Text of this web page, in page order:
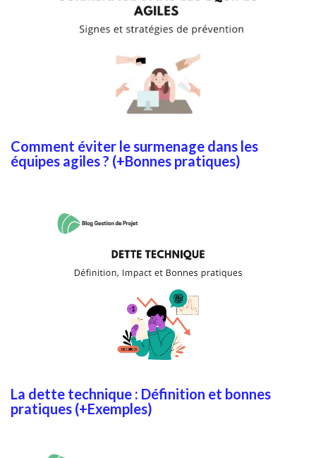
Comment éviter le surmenage dans les
équipes agiles ? (+Bonnes pratiques)
La dette technique : Définition et bonnes
pratiques (+Exemples)